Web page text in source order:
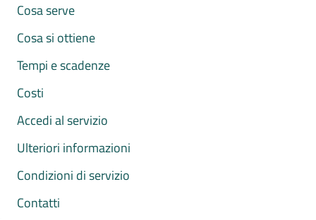
Cosa serve
Cosa si ottiene
Tempi e scadenze
Costi
Accedi al servizio
Ulteriori informazioni
Condizioni di servizio
Contatti